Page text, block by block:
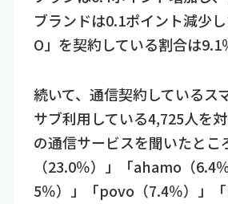
ブランドは0.1ポイント減少
O」を契約している割合は9.1
続いて、通信契約しているス
サブ利用している4,725人を
の通信サービスを聞いたと
（23.0％）」「ahamo（6.4
5％）」「povo（7.4％）」